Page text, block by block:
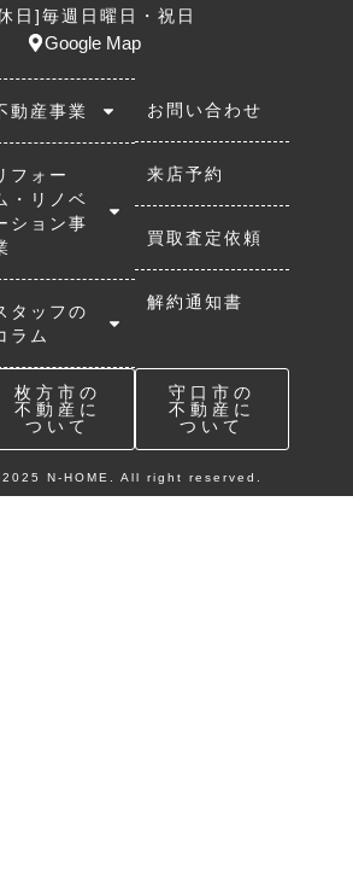
日]毎週日曜日・祝日
Google Map
動産事業
フォー
・リノベ
ション事
タッフの
ラム
お問い合わせ
来店予約
買取査定依頼
解約通知書
枚方市の
不動産に
ついて
守口市の
不動産に
ついて
N-HOME. All right reserved.